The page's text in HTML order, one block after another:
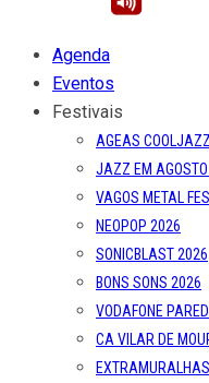
Agenda
Eventos
Festivais
AGEAS
JAZZ EM
VAGOS METAL
NEOPOP 2026
SONICBLAST 2026
BONS SONS 2026
VODAFONE
CA VILAR DE